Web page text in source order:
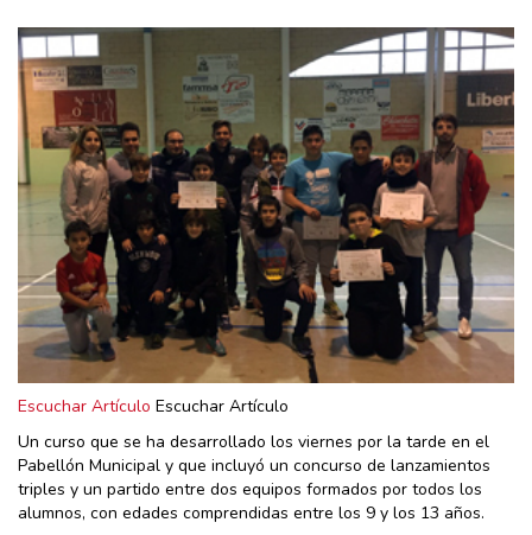
Escuchar Artículo Escuchar Artículo
Un curso que se ha desarrollado los viernes por la tarde en el
Pabellón Municipal y que incluyó un concurso de lanzamientos
triples y un partido entre dos equipos formados por todos los
alumnos, con edades comprendidas entre los 9 y los 13 años.